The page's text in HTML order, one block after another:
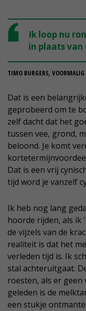
Ik loop nu
in plaats van
TIMO BURGERS,
Dat is een
geprobeerd om te
zelf dacht dat het
tussen vee, grond,
beloond. Je komt
Dat is een vrij
tijd word je vanzelf
Ik heb nog lang
hoorde rijden, als ik
de vijzels van de
realiteit is dat het
verleden tijd is. Ik
stal achteruitgaat.
roesten, als er geen
geleden is de
een stukje